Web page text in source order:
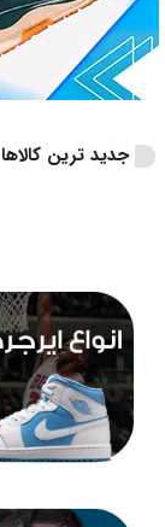
جدید ترین کالاها